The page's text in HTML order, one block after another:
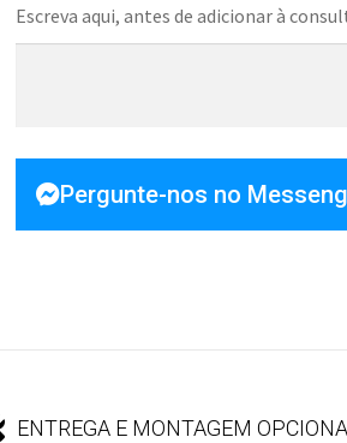
Escreva aqui, antes de adicionar à
Pergunte-nos no
ENTREGA E MONTAGEM